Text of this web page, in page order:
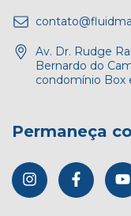
Av. Dr. Rudge
Bernardo do
condomínio Box
Permaneça